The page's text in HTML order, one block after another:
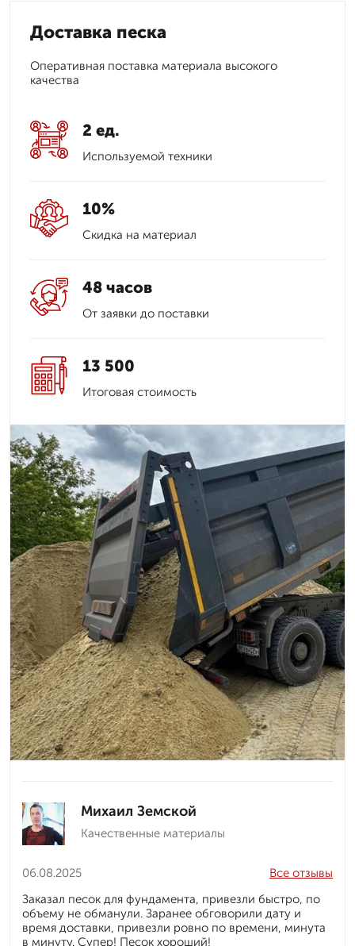
Доставка песка
Оперативная поставка материала высокого
качества
2 ед.
Используемой техники
10%
Скидка на материал
48 часов
От заявки до поставки
13 500
Итоговая стоимость
Михаил Земской
Качественные материалы
06.08.2025
Все отзывы
Заказал песок для фундамента, привезли быстро, по
объему не обманули. Заранее обговорили дату и
время доставки, привезли ровно по времени, минута
в минуту. Супер! Песок хороший!